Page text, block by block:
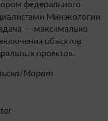
федерального
Минэкологии
— максимально
объектов
проектов.
Марат